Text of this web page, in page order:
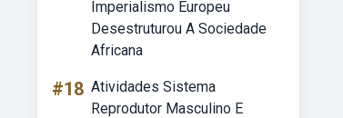
Imperialismo Europeu
Desestruturou A Sociedade
Africana
#18 Atividades Sistema
Reprodutor Masculino E